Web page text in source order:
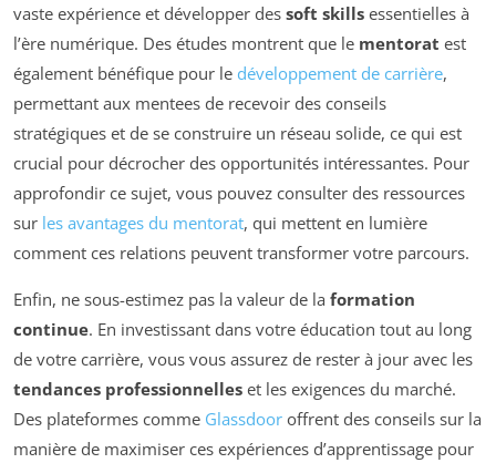
vaste expérience et développer des soft skills essentielles à
l’ère numérique. Des études montrent que le mentorat est
également bénéfique pour le développement de carrière,
permettant aux mentees de recevoir des conseils
stratégiques et de se construire un réseau solide, ce qui est
crucial pour décrocher des opportunités intéressantes. Pour
approfondir ce sujet, vous pouvez consulter des ressources
sur les avantages du mentorat, qui mettent en lumière
comment ces relations peuvent transformer votre parcours.
Enfin, ne sous-estimez pas la valeur de la formation
continue. En investissant dans votre éducation tout au long
de votre carrière, vous vous assurez de rester à jour avec les
tendances professionnelles et les exigences du marché.
Des plateformes comme Glassdoor offrent des conseils sur la
manière de maximiser ces expériences d’apprentissage pour